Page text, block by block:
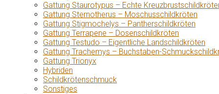
Gattung Staurotypus – Echte
Gattung Sternotherus – Moschusschildkröten
Gattung Stigmochelys – Pantherschildkröten
Gattung Terrapene – Dosenschildkröten
Gattung Testudo – Eigentliche Landschildkröten
Gattung Trachemys – Buchstaben-
Gattung Trionyx
Hybriden
Schildkrötenschmuck
Sonstiges